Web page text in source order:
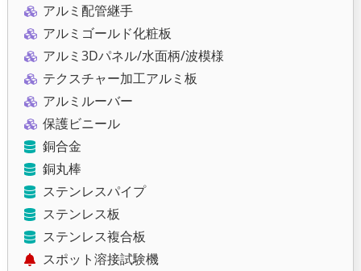
アルミ配管継手
アルミゴールド化粧板
アルミ3Dパネル/水面柄/波模様
テクスチャー加工アルミ板
アルミルーバー
保護ビニール
銅合金
銅丸棒
ステンレスパイプ
ステンレス板
ステンレス複合板
スポット溶接試験機